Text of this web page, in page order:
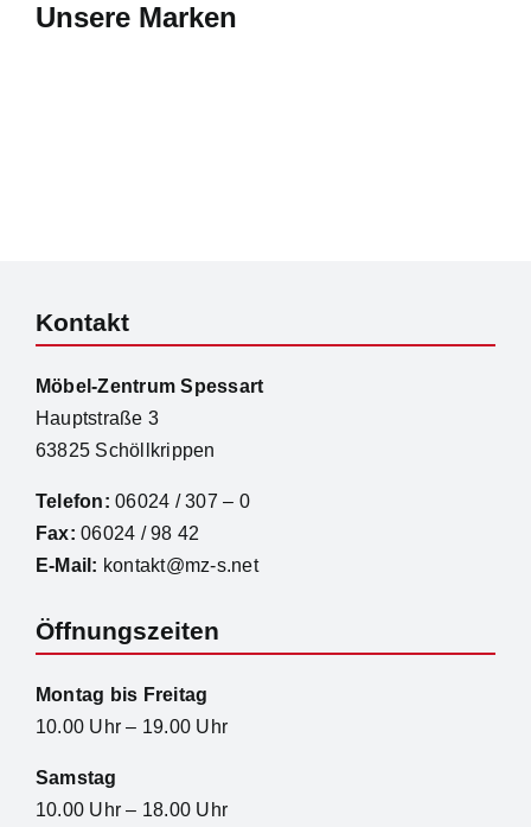
Unsere Marken
Kontakt
Möbel-Zentrum Spessart
Hauptstraße 3
63825 Schöllkrippen
Telefon: 06024 / 307 – 0
Fax: 06024 / 98 42
E-Mail: kontakt@mz-s.net
Öffnungszeiten
Montag bis Freitag
10.00 Uhr – 19.00 Uhr
Samstag
10.00 Uhr – 18.00 Uhr